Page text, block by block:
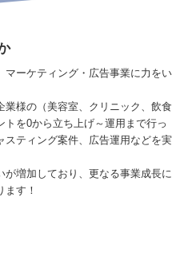
マーケティング・広告事業に力をい
様の（美容室、クリニック、飲食
を0から立ち上げ～運用まで行っ
スティング案件、広告運用などを実
増加しており、更なる事業成長に
ます！